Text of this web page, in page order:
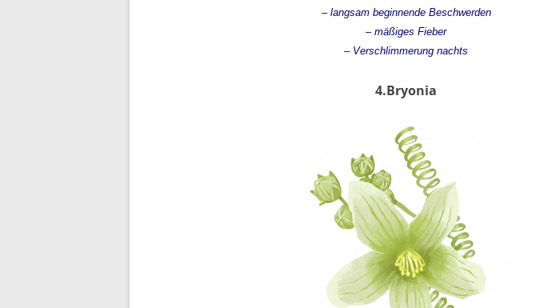
– langsam beginnende Beschwerden
– mäßiges Fieber
– Verschlimmerung nachts
4.Bryonia